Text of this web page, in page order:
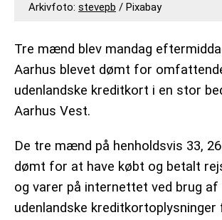
Arkivfoto: stevepb / Pixabay
Tre mænd blev mandag
Aarhus blevet dømt for
udenlandske kreditkort i en stor
Aarhus Vest.
De tre mænd på henholdsvis 33,
dømt for at have købt og betalt
og varer på internettet ved brug af
udenlandske